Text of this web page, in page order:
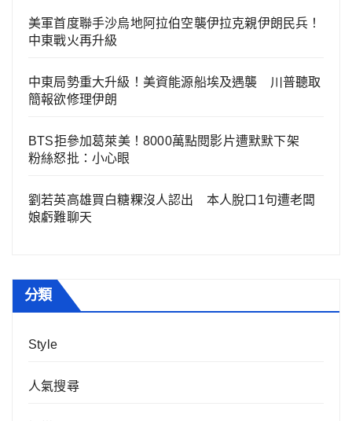
美軍首度聯手沙烏地阿拉伯空襲伊拉克親伊朗民兵！
中東戰火再升級
中東局勢重大升級！美資能源船埃及遇襲 川普聽取
簡報欲修理伊朗
BTS拒參加葛萊美！8000萬點閱影片遭默默下架
粉絲怒批：小心眼
劉若英高雄買白糖粿沒人認出 本人脫口1句遭老闆
娘虧難聊天
分類
Style
人氣搜尋